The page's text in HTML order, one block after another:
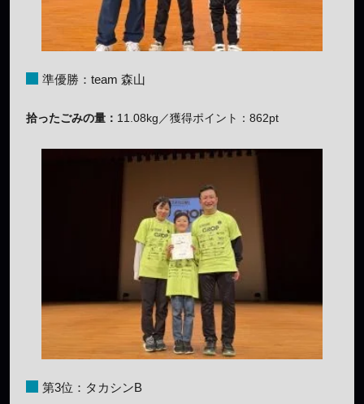
準優勝：team 森山
拾ったごみの量： 11.08kg／獲得ポイント：862pt
第3位：タカシンB